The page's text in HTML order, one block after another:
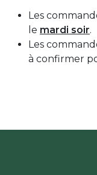
Les
le mardi soir.
Les
à confirmer